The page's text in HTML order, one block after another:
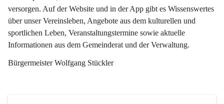
versorgen. Auf der Website und in der App gibt es Wissenswertes
über unser Vereinsleben, Angebote aus dem kulturellen und
sportlichen Leben, Veranstaltungstermine sowie aktuelle
Informationen aus dem Gemeinderat und der Verwaltung.
Bürgermeister Wolfgang Stückler